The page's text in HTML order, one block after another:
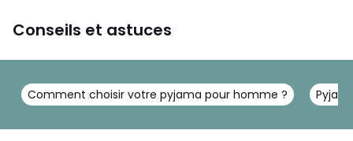
Conseils et astuces
Comment choisir votre pyjama pour homme ?